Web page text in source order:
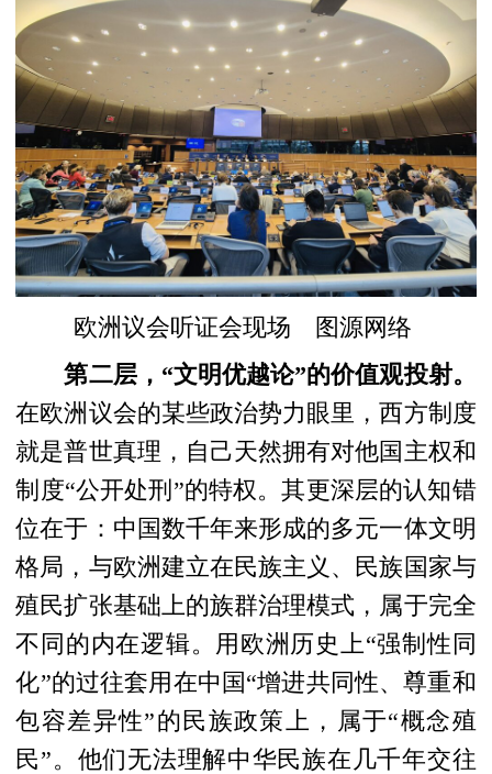
欧洲议会听证会现场 图源网络
第二层，“文明优越论”的价值观投射。
在欧洲议会的某些政治势力眼里，西方制度
就是普世真理，自己天然拥有对他国主权和
制度“公开处刑”的特权。其更深层的认知错
位在于：中国数千年来形成的多元一体文明
格局，与欧洲建立在民族主义、民族国家与
殖民扩张基础上的族群治理模式，属于完全
不同的内在逻辑。用欧洲历史上“强制性同
化”的过往套用在中国“增进共同性、尊重和
包容差异性”的民族政策上，属于“概念殖
民”。 他们无法理解中华民族在几千年交往